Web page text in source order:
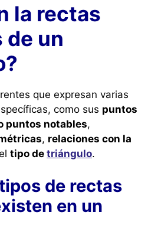
la rectas
de un
que expresan varias
como sus puntos
puntos notables,
, relaciones con la
tipo de triángulo.
de rectas
en un